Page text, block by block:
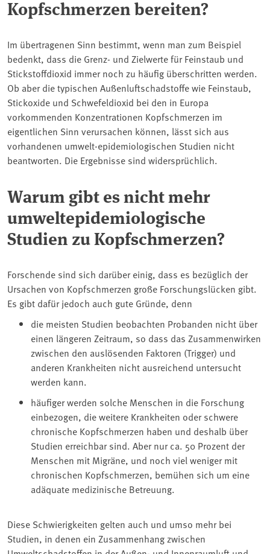
Kopfschmerzen bereiten?
Im übertragenen Sinn bestimmt, wenn man zum Beispiel
bedenkt, dass die Grenz- und Zielwerte für Feinstaub und
Stickstoffdioxid immer noch zu häufig überschritten werden.
Ob aber die typischen Außenluftschadstoffe wie Feinstaub,
Stickoxide und Schwefeldioxid bei den in Europa
vorkommenden Konzentrationen Kopfschmerzen im
eigentlichen Sinn verursachen können, lässt sich aus
vorhandenen umwelt-epidemiologischen Studien nicht
beantworten. Die Ergebnisse sind widersprüchlich.
Warum gibt es nicht mehr
umweltepidemiologische
Studien zu Kopfschmerzen?
Forschende sind sich darüber einig, dass es bezüglich der
Ursachen von Kopfschmerzen große Forschungslücken gibt.
Es gibt dafür jedoch auch gute Gründe, denn
die meisten Studien beobachten Probanden nicht über
einen längeren Zeitraum, so dass das Zusammenwirken
zwischen den auslösenden Faktoren (Trigger) und
anderen Krankheiten nicht ausreichend untersucht
werden kann.
häufiger werden solche Menschen in die Forschung
einbezogen, die weitere Krankheiten oder schwere
chronische Kopfschmerzen haben und deshalb über
Studien erreichbar sind. Aber nur ca. 50 Prozent der
Menschen mit Migräne, und noch viel weniger mit
chronischen Kopfschmerzen, bemühen sich um eine
adäquate medizinische Betreuung.
Diese Schwierigkeiten gelten auch und umso mehr bei
Studien, in denen ein Zusammenhang zwischen